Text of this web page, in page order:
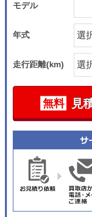
モデル
年式
走行距離(km)
無料 見